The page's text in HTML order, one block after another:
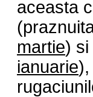
aceasta
martie) si
ianuarie),